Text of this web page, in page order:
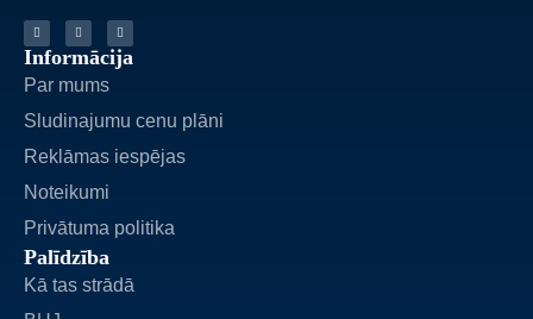
Informācija
Par mums
Sludinajumu cenu plāni
Reklāmas iespējas
Noteikumi
Privātuma politika
Palīdzība
Kā tas strādā